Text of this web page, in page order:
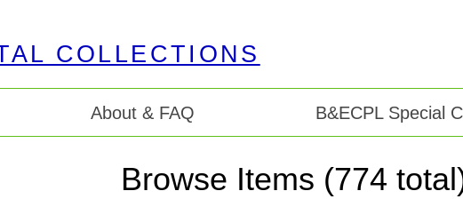
About & FAQ B&ECPL Special
Browse Items (774